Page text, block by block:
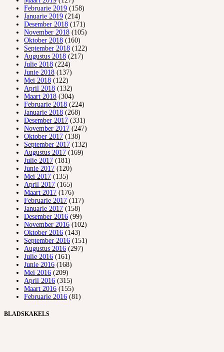
Februarie 2019 (158)
Januarie 2019 (214)
Desember 2018 (171)
November 2018 (105)
Oktober 2018 (160)
September 2018 (122)
Augustus 2018 (217)
Julie 2018 (224)
Junie 2018 (137)
Mei 2018 (122)
April 2018 (132)
Maart 2018 (304)
Februarie 2018 (224)
Januarie 2018 (268)
Desember 2017 (331)
November 2017 (247)
Oktober 2017 (138)
September 2017 (132)
Augustus 2017 (169)
Julie 2017 (181)
Junie 2017 (120)
Mei 2017 (135)
April 2017 (165)
Maart 2017 (176)
Februarie 2017 (117)
Januarie 2017 (158)
Desember 2016 (99)
November 2016 (102)
Oktober 2016 (143)
September 2016 (151)
Augustus 2016 (297)
Julie 2016 (161)
Junie 2016 (168)
Mei 2016 (209)
April 2016 (315)
Maart 2016 (155)
Februarie 2016 (81)
BLADSKAKELS